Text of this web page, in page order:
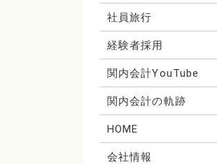
社員旅行
経験者採用
関内会計YouTube
関内会計の軌跡
HOME
会社情報